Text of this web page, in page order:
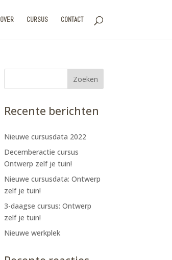
OVER CURSUS CONTACT
Recente berichten
Nieuwe cursusdata 2022
Decemberactie cursus
Ontwerp zelf je tuin!
Nieuwe cursusdata: Ontwerp
zelf je tuin!
3-daagse cursus: Ontwerp
zelf je tuin!
Nieuwe werkplek